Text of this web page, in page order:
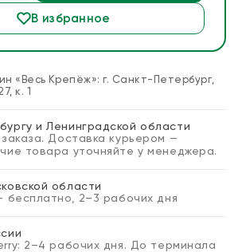
В избранное
«Весь Крепёж»: г. Санкт-Петербург,
к. 1
и Ленинградской области
Доставка курьером —
товара уточняйте у менеджера.
области
бесплатно, 2–3 рабочих дня
2–4 рабочих дня. До терминала